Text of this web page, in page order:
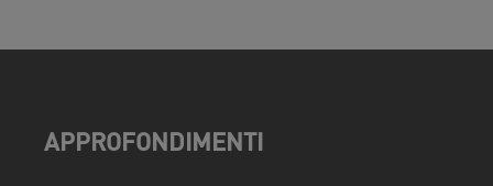
APPROFONDIMENTI